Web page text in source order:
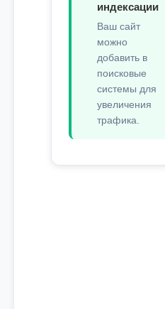
индексации
Ваш сайт
можно
добавить в
поисковые
системы для
увеличения
трафика.